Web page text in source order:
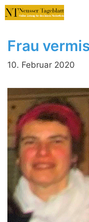
Zum
Inhalt
Frau
10. Februar 2020